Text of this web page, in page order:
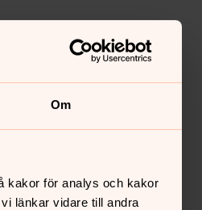
Om
kakor för analys och kakor
länkar vidare till andra